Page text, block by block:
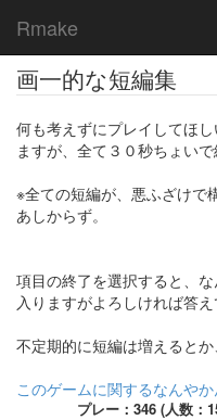
Rmake
画一的な短編集
何も考えずにプレイしてほ
ますが、全て３０秒ちょいで
※全ての短編が、悪ふざけで
あしからず。
項目の終了を選択すると、
入りますがよろしければ答え
不定期的に短編は増えるとか
このゲームに関するなんや
プレー：346 (人数：